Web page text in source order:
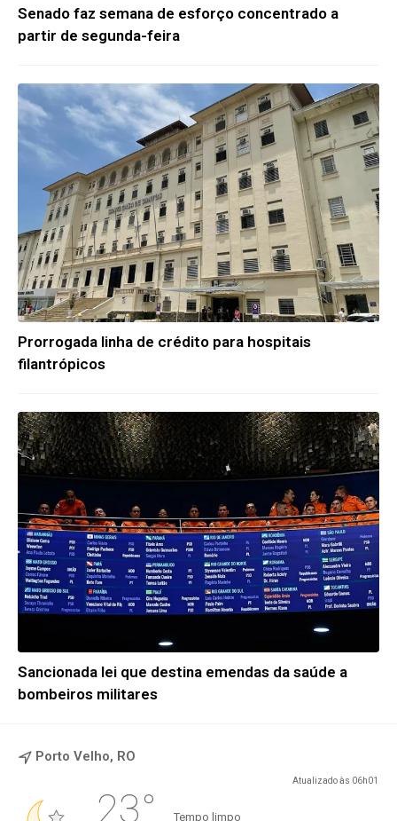
Senado faz semana de esforço concentrado a
partir de segunda-feira
Prorrogada linha de crédito para hospitais
filantrópicos
Sancionada lei que destina emendas da saúde a
bombeiros militares
Porto Velho, RO
Atualizado às 06h01
23° Tempo limpo